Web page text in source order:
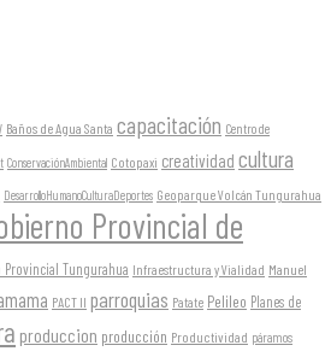
Baños de Agua Santa capacitación Centro de
ConservaciónAmbiental Cotopaxi creatividad cultura
DesarrolloHumanoCulturaDeportes Geoparque Volcán Tungurahua
Provincial de
Provincial Tungurahua Infraestructura y Vialidad Manuel
PACT II parroquias Patate Pelileo Planes de
produccion producción Productividad páramos